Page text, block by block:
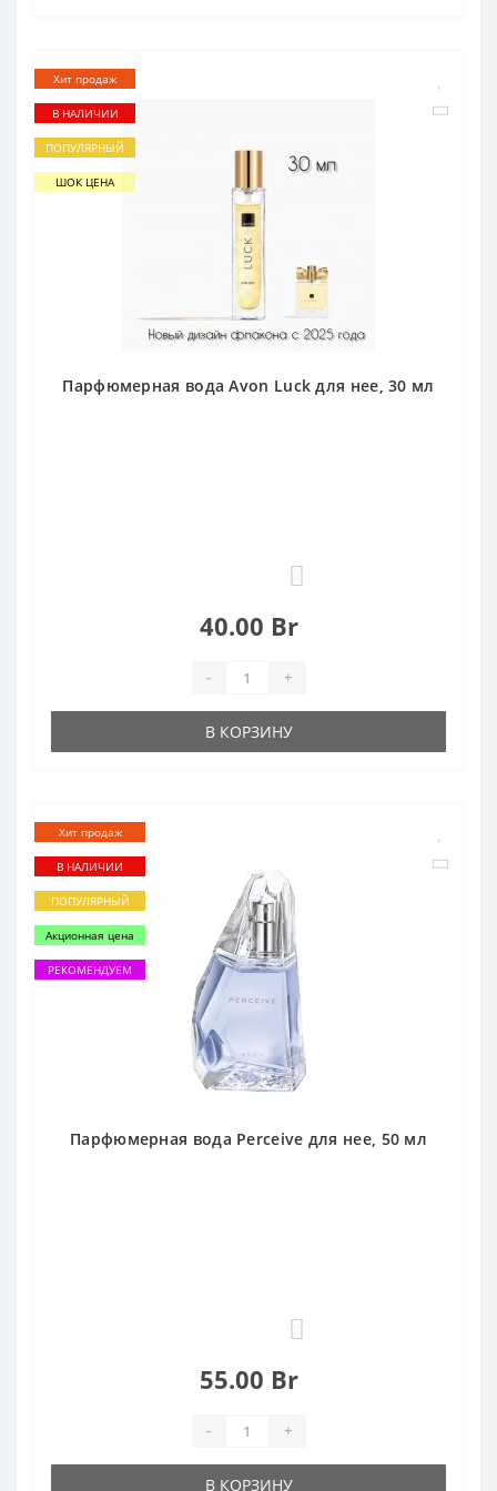
Хит продаж
В НАЛИЧИИ
ПОПУЛЯРНЫЙ
ШОК ЦЕНА
Парфюмерная вода Avon Luck для нее, 30 мл
40.00 Br
- +
В КОРЗИНУ
Хит продаж
В НАЛИЧИИ
ПОПУЛЯРНЫЙ
Акционная цена
РЕКОМЕНДУЕМ
Парфюмерная вода Perceive для нее, 50 мл
55.00 Br
- +
В КОРЗИНУ